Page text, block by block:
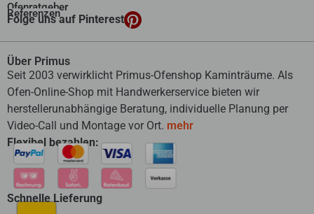
Ofenratgeber
Referenzen
Folge uns auf Pinterest
Über Primus
Seit 2003 verwirklicht Primus-Ofenshop Kaminträume. Als
Ofen-Online-Shop mit Handwerkerservice bieten wir
herstellerunabhängige Beratung, individuelle Planung per
Video-Call und Montage vor Ort. mehr
Flexibel bezahlen:
Schnelle Lieferung